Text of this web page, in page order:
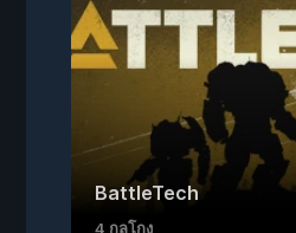
BattleTech
4 กลโกง